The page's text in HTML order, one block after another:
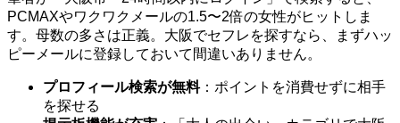
PCMAXやワクワクメールの1.5〜2倍の女性がヒットしま
す。母数の多さは正義。大阪でセフレを探すなら、まずハッ
ピーメールに登録しておいて間違いありません。
プロフィール検索が無料：ポイントを消費せずに相手
を探せる